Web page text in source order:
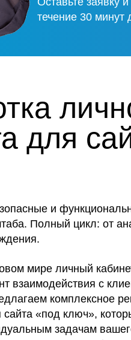
течение 30 минут
для
и
Полный цикл: от
мире личный
взаимодействия с
комплексное
сайта «под ключ»,
задачам